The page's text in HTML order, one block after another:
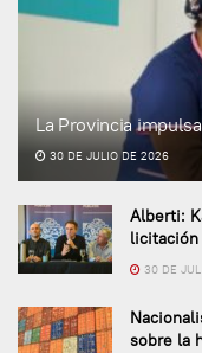
La Provincia
30 DE JULIO DE 2026
Alberti:
licitación
30 DE
sobre la